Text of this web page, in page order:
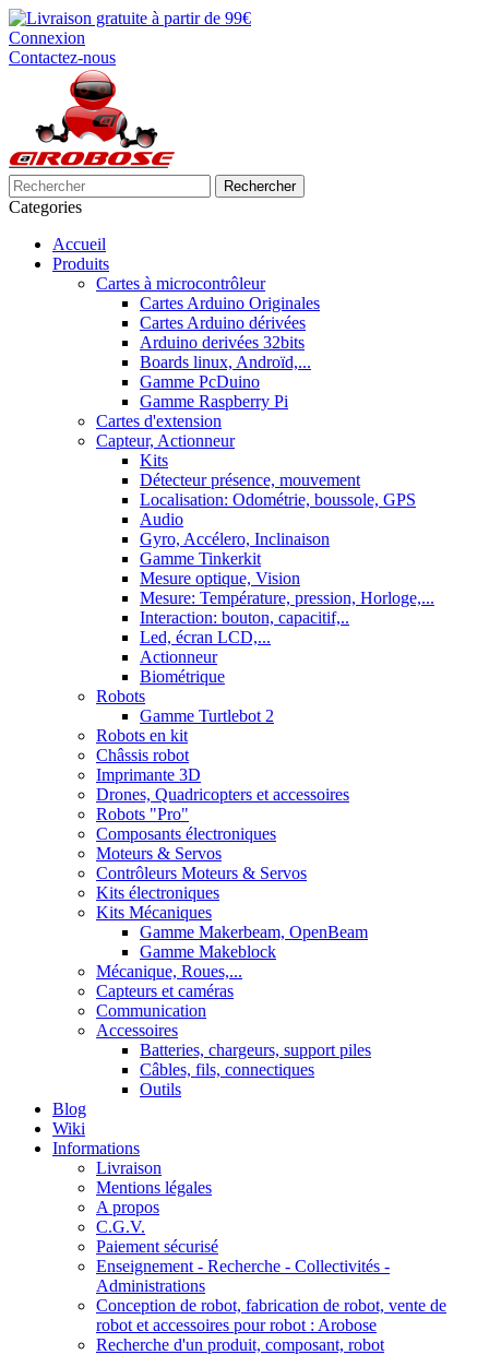
Connexion
Contactez-nous
Rechercher
Categories
Accueil
Produits
Cartes à microcontrôleur
Cartes Arduino Originales
Cartes Arduino dérivées
Arduino derivées 32bits
Boards linux, Androïd,...
Gamme PcDuino
Gamme Raspberry Pi
Cartes d'extension
Capteur, Actionneur
Kits
Détecteur présence, mouvement
Localisation: Odométrie, boussole, GPS
Audio
Gyro, Accélero, Inclinaison
Gamme Tinkerkit
Mesure optique, Vision
Mesure: Température, pression, Horloge,...
Interaction: bouton, capacitif,..
Led, écran LCD,...
Actionneur
Biométrique
Robots
Gamme Turtlebot 2
Robots en kit
Châssis robot
Imprimante 3D
Drones, Quadricopters et accessoires
Robots "Pro"
Composants électroniques
Moteurs & Servos
Contrôleurs Moteurs & Servos
Kits électroniques
Kits Mécaniques
Gamme Makerbeam, OpenBeam
Gamme Makeblock
Mécanique, Roues,...
Capteurs et caméras
Communication
Accessoires
Batteries, chargeurs, support piles
Câbles, fils, connectiques
Outils
Blog
Wiki
Informations
Livraison
Mentions légales
A propos
C.G.V.
Paiement sécurisé
Enseignement - Recherche - Collectivités -
Administrations
Conception de robot, fabrication de robot, vente de
robot et accessoires pour robot : Arobose
Recherche d'un produit, composant, robot